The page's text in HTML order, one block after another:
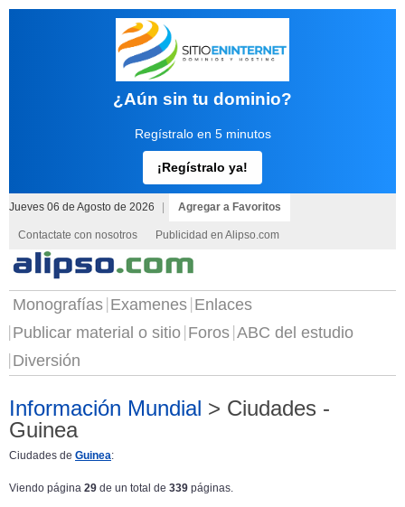
¿Aún sin tu dominio?
Regístralo en 5 minutos
¡Regístralo ya!
Jueves 06 de Agosto de 2026 Agregar a Favoritos
Contactate con nosotros Publicidad en Alipso.com
Monografías Examenes Enlaces
Publicar material o sitio Foros ABC del estudio
Diversión
Información Mundial > Ciudades -
Guinea
Ciudades de Guinea:
Viendo página 29 de un total de 339 páginas.